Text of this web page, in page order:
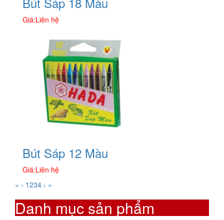
Giá:Liên hệ
Bút Sáp 12 Màu
Giá:Liên hệ
« ‹ 1234 › »
Danh mục sản phẩm